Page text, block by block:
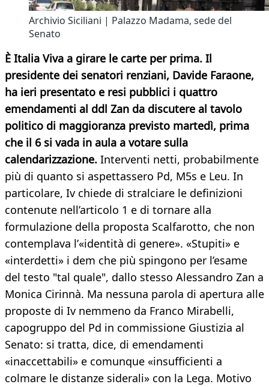
Archivio Siciliani | Palazzo Madama, sede del
Senato
È Italia Viva a girare le carte per prima. Il
presidente dei senatori renziani, Davide Faraone,
ha ieri presentato e resi pubblici i quattro
emendamenti al ddl Zan da discutere al tavolo
politico di maggioranza previsto martedì, prima
che il 6 si vada in aula a votare sulla
calendarizzazione. Interventi netti, probabilmente
più di quanto si aspettassero Pd, M5s e Leu. In
particolare, Iv chiede di stralciare le definizioni
contenute nell’articolo 1 e di tornare alla
formulazione della proposta Scalfarotto, che non
contemplava l’«identità di genere». «Stupiti» e
«interdetti» i dem che più spingono per l’esame
del testo "tal quale", dallo stesso Alessandro Zan a
Monica Cirinnà. Ma nessuna parola di apertura alle
proposte di Iv nemmeno da Franco Mirabelli,
capogruppo del Pd in commissione Giustizia al
Senato: si tratta, dice, di emendamenti
«inaccettabili» e comunque «insufficienti a
colmare le distanze siderali» con la Lega. Motivo